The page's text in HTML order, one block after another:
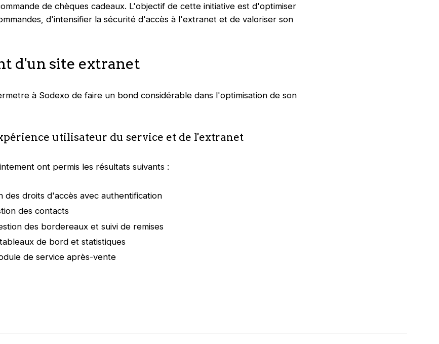
de chèques cadeaux. L'objectif de cette initiative est d'optimiser
d'intensifier la sécurité d'accès à l'extranet et de valoriser son
d'un site extranet
à Sodexo de faire un bond considérable dans l'optimisation de son
utilisateur du service et de l'extranet
ont permis les résultats suivants :
des droits d'accès avec authentification
des contacts
des bordereaux et suivi de remises
de bord et statistiques
de service après-vente